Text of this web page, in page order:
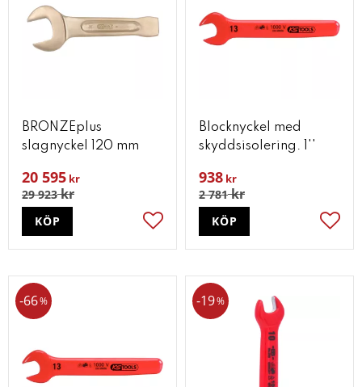
BRONZEplus
slagnyckel 120 mm
20 595 kr
29 923kr
Lägg till i favoriter
KÖP
Blocknyckel med
skyddsisolering. 1''
938 kr
2 781kr
KÖP
66% 19%